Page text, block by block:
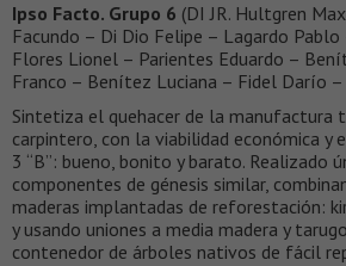
Ipso Facto. Grupo 6 (DI JR. Hultgren
Facundo – Di Dio Felipe – Lagardo Pablo
Flores Lionel – Parientes Eduardo –
Franco – Benítez Luciana – Fidel Darío –
Sintetiza el quehacer de la manufactura
carpintero, con la viabilidad económica y
3 “B”: bueno, bonito y barato. Realizado
componentes de génesis similar,
maderas implantadas de reforestación:
y usando uniones a media madera y
contenedor de árboles nativos de fácil